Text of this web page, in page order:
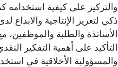
والتركيز على كيفية استخدامه
ذكي لتعزيز الإنتاجية والابداع
الأساتذة والطلبة والموظفين،
التأكيد على أهمية التفكير
والمسؤولية الأخلاقية في